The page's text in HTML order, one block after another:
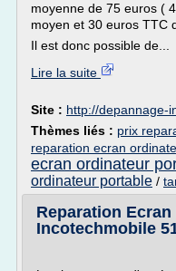
moyenne de 75 euros (
moyen et 30 euros TTC
Il est donc possible de...
Lire la suite
Site : http://depannage-
Thèmes liés : prix
reparation ecran
ecran ordinateur
ordinateur portable /
Reparation Ecran
Incotechmobile